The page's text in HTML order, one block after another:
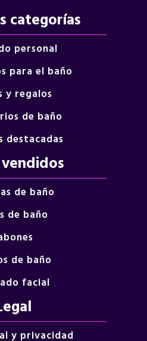
categorías
personal
para el baño
y regalos
de baño
destacadas
de baño
de baño
de baño
facial
y privacidad